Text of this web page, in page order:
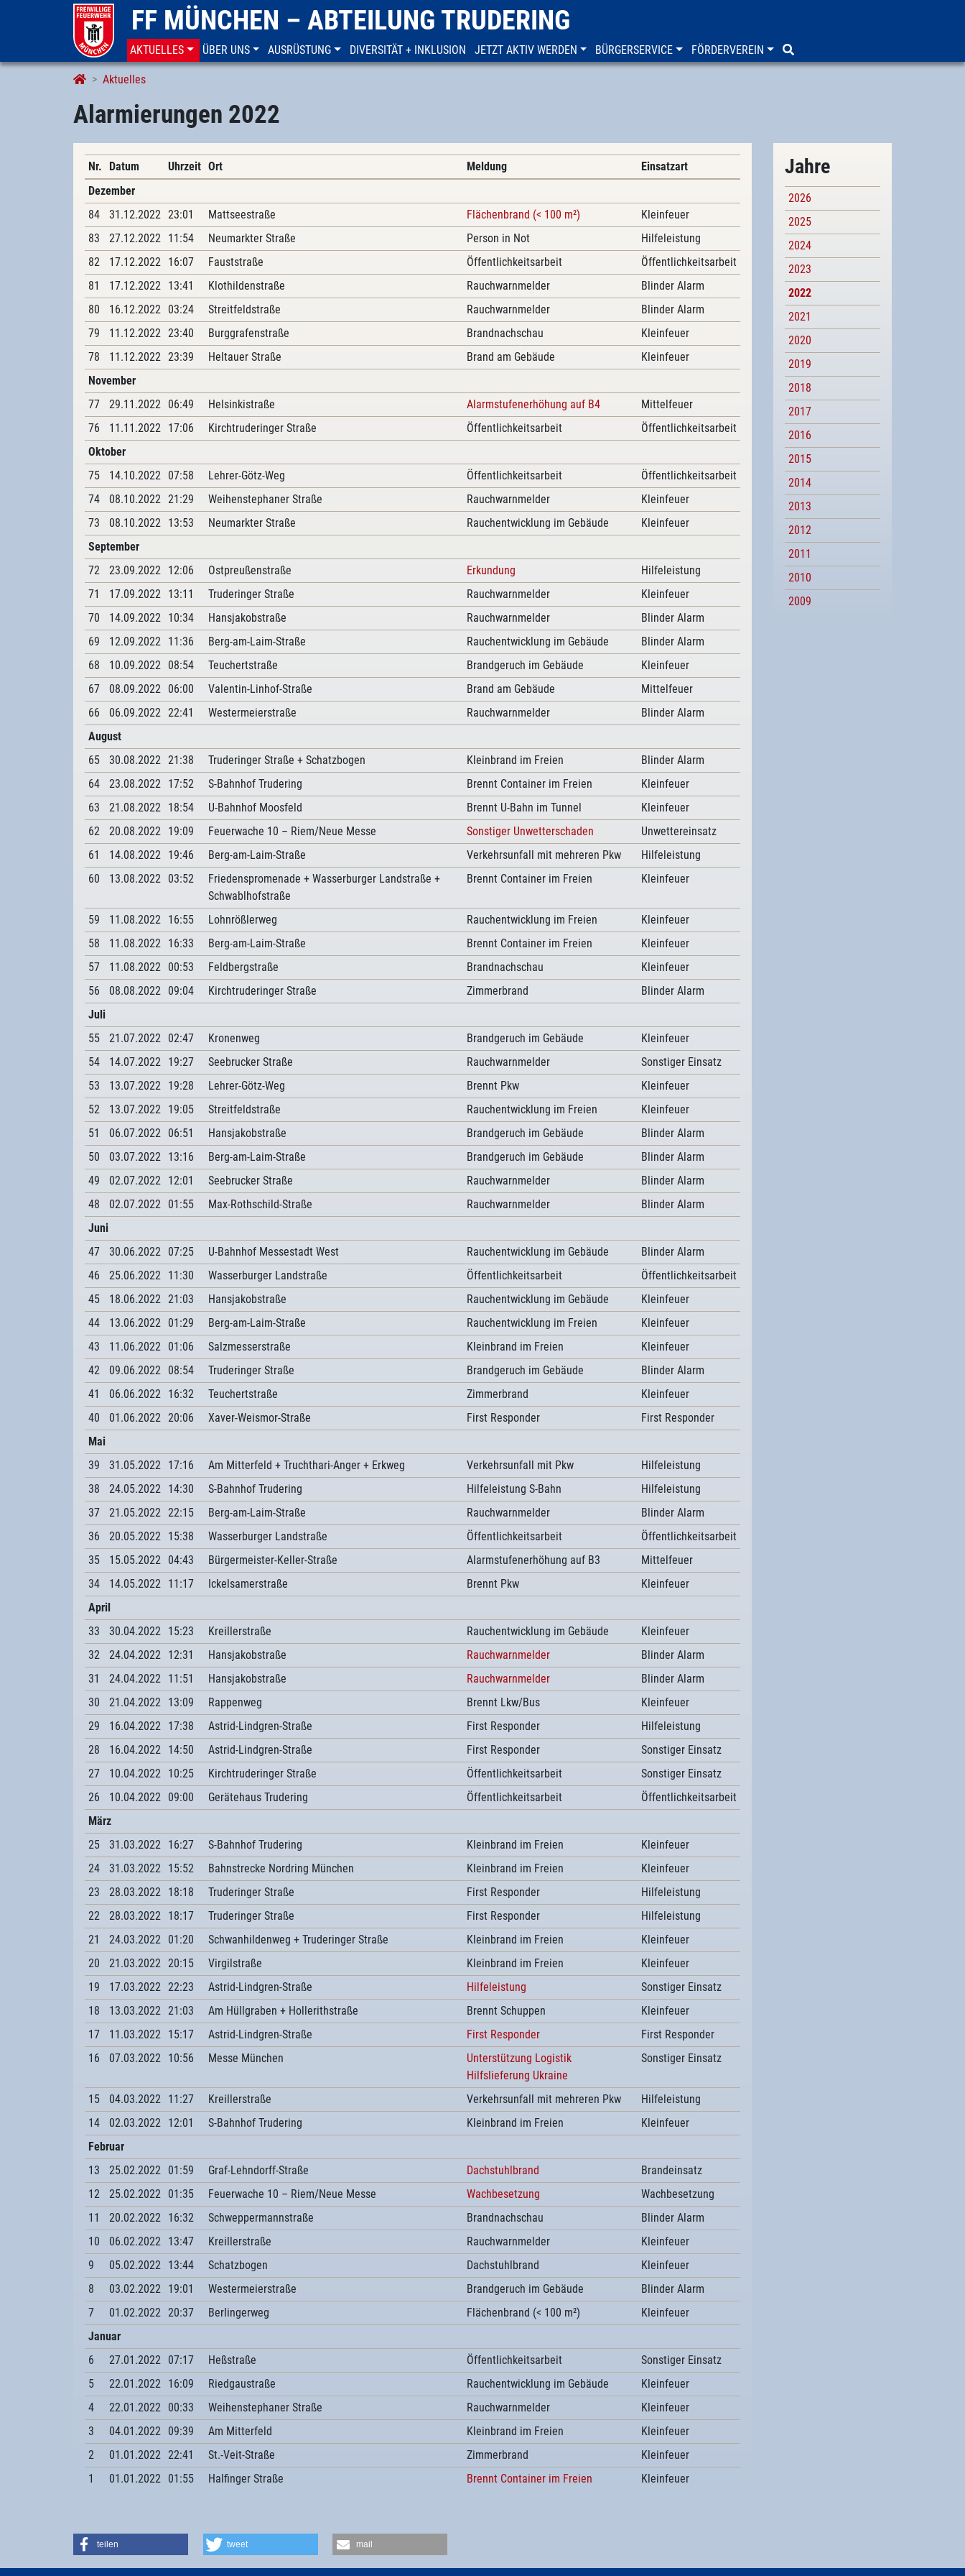
FF MÜNCHEN – ABTEILUNG TRUDERING
AKTUELLES ÜBER UNS AUSRÜSTUNG DIVERSITÄT + INKLUSION JETZT AKTIV WERDEN BÜRGERSERVICE FÖRDERVEREIN
Aktuelles
Alarmierungen
Alarmierungen 2022
Nr. Datum Uhrzeit Ort Meldung
Einsatzart
Dezember
84
31.12.2022 23:01 Mattseestraße Flächenbrand (< 100 m²)
Kleinfeuer
83
27.12.2022 11:54 Neumarkter Straße Person in Not
Hilfeleistung
82
17.12.2022 16:07 Fauststraße Öffentlichkeitsarbeit
Öffentlichkeitsarbeit
81
17.12.2022 13:41 Klothildenstraße Rauchwarnmelder
Blinder Alarm
80
16.12.2022 03:24 Streitfeldstraße Rauchwarnmelder
Blinder Alarm
79
11.12.2022 23:40 Burggrafenstraße Brandnachschau
Kleinfeuer
78
11.12.2022 23:39 Heltauer Straße Brand am Gebäude
Kleinfeuer
November
77
29.11.2022 06:49 Helsinkistraße Alarmstufenerhöhung auf B4
Mittelfeuer
76
11.11.2022 17:06 Kirchtruderinger Straße Öffentlichkeitsarbeit
Öffentlichkeitsarbeit
Oktober
75
14.10.2022 07:58 Lehrer-Götz-Weg Öffentlichkeitsarbeit
Öffentlichkeitsarbeit
74
08.10.2022 21:29 Weihenstephaner Straße Rauchwarnmelder
Kleinfeuer
73
08.10.2022 13:53 Neumarkter Straße Rauchentwicklung im Gebäude
Kleinfeuer
September
72
23.09.2022 12:06 Ostpreußenstraße Erkundung
Hilfeleistung
71
17.09.2022 13:11 Truderinger Straße Rauchwarnmelder
Kleinfeuer
70
14.09.2022 10:34 Hansjakobstraße Rauchwarnmelder
Blinder Alarm
69
12.09.2022 11:36 Berg-am-Laim-Straße Rauchentwicklung im Gebäude
Blinder Alarm
68
10.09.2022 08:54 Teuchertstraße Brandgeruch im Gebäude
Kleinfeuer
67
08.09.2022 06:00 Valentin-Linhof-Straße Brand am Gebäude
Mittelfeuer
66
06.09.2022 22:41 Westermeierstraße Rauchwarnmelder
Blinder Alarm
August
65
30.08.2022 21:38 Truderinger Straße + Schatzbogen Kleinbrand im Freien
Blinder Alarm
64
23.08.2022 17:52 S-Bahnhof Trudering Brennt Container im Freien
Kleinfeuer
63
21.08.2022 18:54 U-Bahnhof Moosfeld Brennt U-Bahn im Tunnel
Kleinfeuer
62
20.08.2022 19:09 Feuerwache 10 – Riem/Neue Messe Sonstiger Unwetterschaden
Unwettereinsatz
61
14.08.2022 19:46 Berg-am-Laim-Straße Verkehrsunfall mit mehreren Pkw
Hilfeleistung
60
13.08.2022 03:52
Friedenspromenade + Wasserburger Landstraße +
Schwablhofstraße
Brennt Container im Freien Kleinfeuer
59 11.08.2022 16:55 Lohnrößlerweg Rauchentwicklung im Freien
Kleinfeuer
58
11.08.2022 16:33 Berg-am-Laim-Straße Brennt Container im Freien
Kleinfeuer
57
11.08.2022 00:53 Feldbergstraße Brandnachschau
Kleinfeuer
56
08.08.2022 09:04 Kirchtruderinger Straße Zimmerbrand
Blinder Alarm
Juli
55
21.07.2022 02:47 Kronenweg Brandgeruch im Gebäude
Kleinfeuer
54
14.07.2022 19:27 Seebrucker Straße Rauchwarnmelder
Sonstiger Einsatz
53
13.07.2022 19:28 Lehrer-Götz-Weg Brennt Pkw
Kleinfeuer
52
13.07.2022 19:05 Streitfeldstraße Rauchentwicklung im Freien
Kleinfeuer
51
06.07.2022 06:51 Hansjakobstraße Brandgeruch im Gebäude
Blinder Alarm
50
03.07.2022 13:16 Berg-am-Laim-Straße Brandgeruch im Gebäude
Blinder Alarm
49
02.07.2022 12:01 Seebrucker Straße Rauchwarnmelder
Blinder Alarm
48
02.07.2022 01:55 Max-Rothschild-Straße Rauchwarnmelder
Blinder Alarm
Juni
47
30.06.2022 07:25 U-Bahnhof Messestadt West Rauchentwicklung im Gebäude
Blinder Alarm
46
25.06.2022 11:30 Wasserburger Landstraße Öffentlichkeitsarbeit
Öffentlichkeitsarbeit
45
18.06.2022 21:03 Hansjakobstraße Rauchentwicklung im Gebäude
Kleinfeuer
44
13.06.2022 01:29 Berg-am-Laim-Straße Rauchentwicklung im Freien
Kleinfeuer
43
11.06.2022 01:06 Salzmesserstraße Kleinbrand im Freien
Kleinfeuer
42
09.06.2022 08:54 Truderinger Straße Brandgeruch im Gebäude
Blinder Alarm
41
06.06.2022 16:32 Teuchertstraße Zimmerbrand
Kleinfeuer
40
01.06.2022 20:06 Xaver-Weismor-Straße First Responder
First Responder
Mai
39
31.05.2022 17:16 Am Mitterfeld + Truchthari-Anger + Erkweg Verkehrsunfall mit Pkw
Hilfeleistung
38
24.05.2022 14:30 S-Bahnhof Trudering Hilfeleistung S-Bahn
Hilfeleistung
37
21.05.2022 22:15 Berg-am-Laim-Straße Rauchwarnmelder
Blinder Alarm
36
20.05.2022 15:38 Wasserburger Landstraße Öffentlichkeitsarbeit
Öffentlichkeitsarbeit
35
15.05.2022 04:43 Bürgermeister-Keller-Straße Alarmstufenerhöhung auf B3
Mittelfeuer
34
14.05.2022 11:17 Ickelsamerstraße Brennt Pkw
Kleinfeuer
April
33
30.04.2022 15:23 Kreillerstraße Rauchentwicklung im Gebäude
Kleinfeuer
32
24.04.2022 12:31 Hansjakobstraße Rauchwarnmelder
Blinder Alarm
31
24.04.2022 11:51 Hansjakobstraße Rauchwarnmelder
Blinder Alarm
30
21.04.2022 13:09 Rappenweg Brennt Lkw/Bus
Kleinfeuer
29
16.04.2022 17:38 Astrid-Lindgren-Straße First Responder
Hilfeleistung
28
16.04.2022 14:50 Astrid-Lindgren-Straße First Responder
Sonstiger Einsatz
27
10.04.2022 10:25 Kirchtruderinger Straße Öffentlichkeitsarbeit
Sonstiger Einsatz
26
10.04.2022 09:00 Gerätehaus Trudering Öffentlichkeitsarbeit
Öffentlichkeitsarbeit
März
25
31.03.2022 16:27 S-Bahnhof Trudering Kleinbrand im Freien
Kleinfeuer
24
31.03.2022 15:52 Bahnstrecke Nordring München Kleinbrand im Freien
Kleinfeuer
23
28.03.2022 18:18 Truderinger Straße First Responder
Hilfeleistung
22
28.03.2022 18:17 Truderinger Straße First Responder
Hilfeleistung
21
24.03.2022 01:20 Schwanhildenweg + Truderinger Straße Kleinbrand im Freien
Kleinfeuer
20
21.03.2022 20:15 Virgilstraße Kleinbrand im Freien
Kleinfeuer
19
17.03.2022 22:23 Astrid-Lindgren-Straße Hilfeleistung
Sonstiger Einsatz
18
13.03.2022 21:03 Am Hüllgraben + Hollerithstraße Brennt Schuppen
Kleinfeuer
17
11.03.2022 15:17 Astrid-Lindgren-Straße First Responder
First Responder
16
07.03.2022 10:56 Messe München
Unterstützung Logistik
Hilfslieferung Ukraine
Sonstiger Einsatz
15 04.03.2022 11:27 Kreillerstraße Verkehrsunfall mit mehreren Pkw
Hilfeleistung
14
02.03.2022 12:01 S-Bahnhof Trudering Kleinbrand im Freien
Kleinfeuer
Februar
13
25.02.2022 01:59 Graf-Lehndorff-Straße Dachstuhlbrand
Brandeinsatz
12
25.02.2022 01:35 Feuerwache 10 – Riem/Neue Messe Wachbesetzung
Wachbesetzung
11
20.02.2022 16:32 Schweppermannstraße Brandnachschau
Blinder Alarm
10
06.02.2022 13:47 Kreillerstraße Rauchwarnmelder
Kleinfeuer
9
05.02.2022 13:44 Schatzbogen Dachstuhlbrand
Kleinfeuer
8
03.02.2022 19:01 Westermeierstraße Brandgeruch im Gebäude
Blinder Alarm
7
01.02.2022 20:37 Berlingerweg Flächenbrand (< 100 m²)
Kleinfeuer
Januar
6
27.01.2022 07:17 Heßstraße Öffentlichkeitsarbeit
Sonstiger Einsatz
5
22.01.2022 16:09 Riedgaustraße Rauchentwicklung im Gebäude
Kleinfeuer
4
22.01.2022 00:33 Weihenstephaner Straße Rauchwarnmelder
Kleinfeuer
3
04.01.2022 09:39 Am Mitterfeld Kleinbrand im Freien
Kleinfeuer
2
01.01.2022 22:41 St.-Veit-Straße Zimmerbrand
Kleinfeuer
1
01.01.2022 01:55 Halfinger Straße Brennt Container im Freien Kleinfeuer
Jahre
2026
2025
2024
2023
2022
2021
2020
2019
2018
2017
2016
2015
2014
2013
2012
2011
2010
2009
teilen tweet mail